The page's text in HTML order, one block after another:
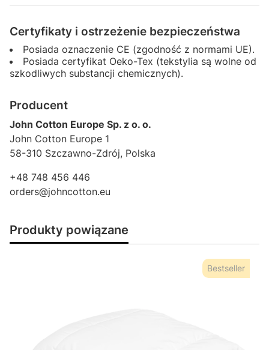
Certyfikaty i ostrzeżenie bezpieczeństwa
Posiada oznaczenie CE (zgodność z normami UE).
Posiada certyfikat Oeko-Tex (tekstylia są wolne od
szkodliwych substancji chemicznych).
Producent
John Cotton Europe Sp. z o. o.
John Cotton Europe 1
58-310 Szczawno-Zdrój, Polska
+48 748 456 446
orders@johncotton.eu
Produkty powiązane
Bestseller